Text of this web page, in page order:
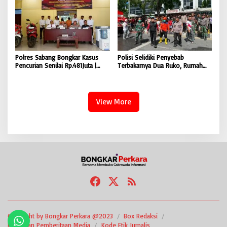
Polres Sabang Bongkar Kasus
Pencurian Senilai Rp.481Juta |
Polisi Selidiki Penyebab
Terbakarnya Dua Ruko, Rumah
View More
Copyright by Bongkar Perkara @2023
Box Redaksi
Pedoman Pemberitaan Media
Kode Etik Jurnalis